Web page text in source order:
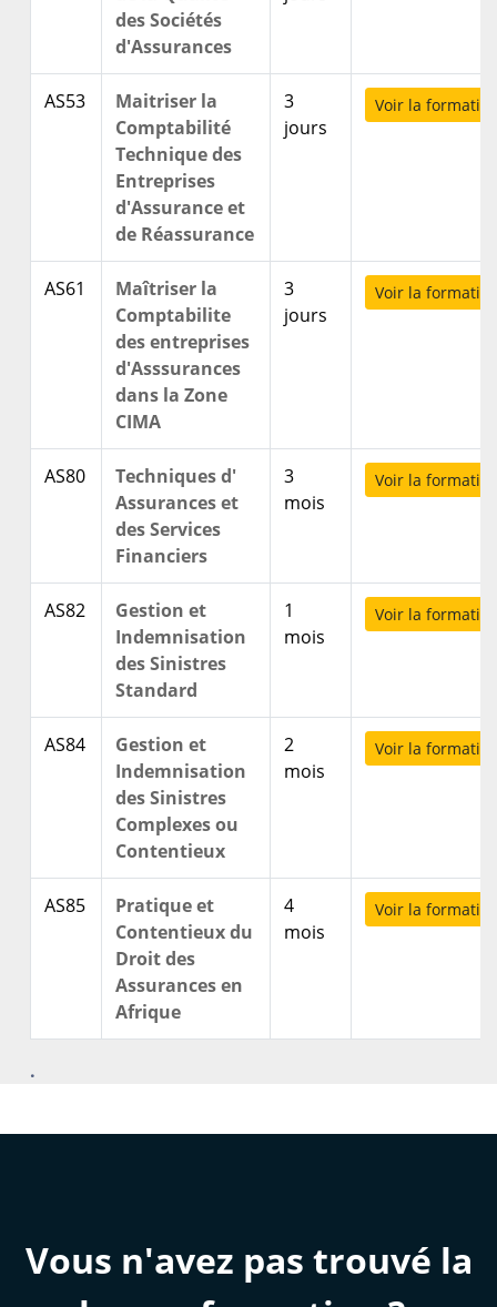
des Sociétés
d'Assurances
AS53
Maitriser la
Comptabilité
Technique des
Entreprises
d'Assurance et
de Réassurance
3
jours
Voir la
AS61
Maîtriser la
Comptabilite
des entreprises
d'Asssurances
dans la Zone
CIMA
3
jours
Voir la
AS80
Techniques d'
Assurances et
des Services
Financiers
3
mois
Voir la
AS82
Gestion et
Indemnisation
des Sinistres
Standard
1
mois
Voir la
AS84
Gestion et
Indemnisation
des Sinistres
Complexes ou
Contentieux
2
mois
Voir la
AS85
Pratique et
Contentieux du
Droit des
Assurances en
Afrique
4
mois
Voir la
.
Vous n'avez pas trouvé la